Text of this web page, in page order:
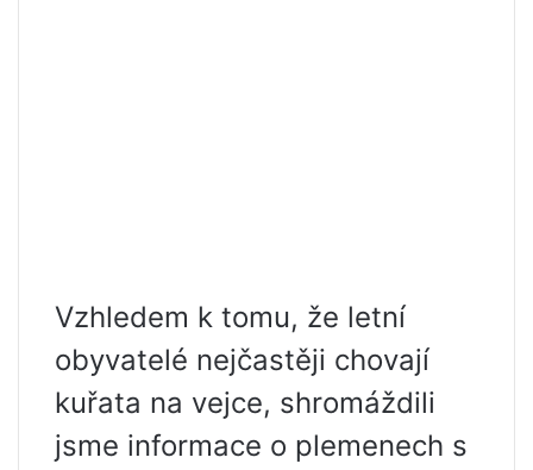
Vzhledem k tomu, že letní
obyvatelé nejčastěji chovají
kuřata na vejce, shromáždili
jsme informace o plemenech s